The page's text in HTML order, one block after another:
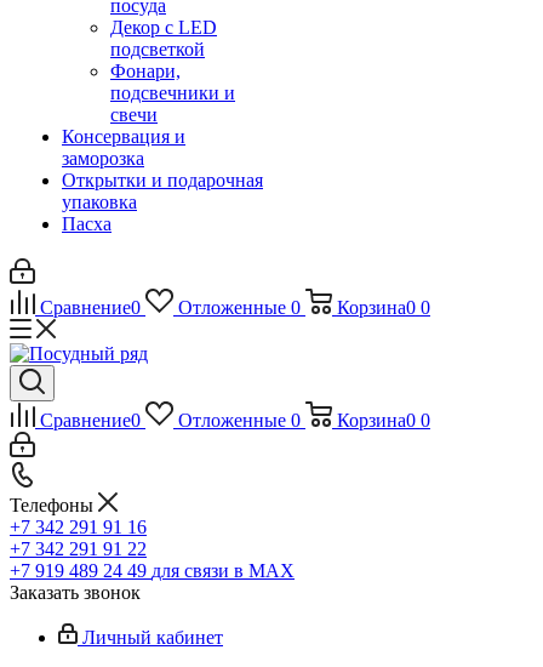
посуда
Декор с LED
подсветкой
Фонари,
подсвечники и
свечи
Консервация и
заморозка
Открытки и подарочная
упаковка
Пасха
Сравнение0 Отложенные 0 Корзина0 0
Сравнение0 Отложенные 0 Корзина0 0
Телефоны
+7 342 291 91 16
+7 342 291 91 22
+7 919 489 24 49 для связи в МАХ
Заказать звонок
Личный кабинет